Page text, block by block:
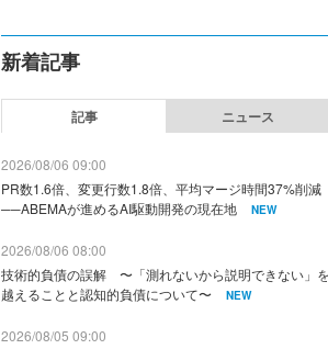
新着記事
記事 ニュース
2026/08/06 09:00
PR数1.6倍、変更行数1.8倍、平均マージ時間37%削減
──ABEMAが進めるAI駆動開発の現在地
NEW
2026/08/06 08:00
技術的負債の誤解 〜「測れないから説明できない」を
越えることと認知的負債について〜
NEW
2026/08/05 09:00